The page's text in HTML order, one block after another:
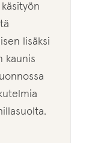
lisäksi
kaunis